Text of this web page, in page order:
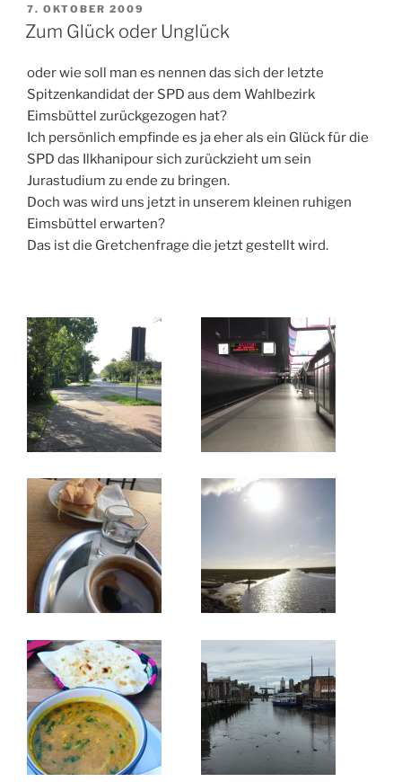
VERÖFFENTLICHT
AM
7. OKTOBER 2009
Zum Glück oder Unglück
oder wie soll man es nennen das sich der letzte
Spitzenkandidat der SPD aus dem Wahlbezirk
Eimsbüttel zurückgezogen hat?
Ich persönlich empfinde es ja eher als ein Glück für die
SPD das Ilkhanipour sich zurückzieht um sein
Jurastudium zu ende zu bringen.
Doch was wird uns jetzt in unserem kleinen ruhigen
Eimsbüttel erwarten?
Das ist die Gretchenfrage die jetzt gestellt wird.